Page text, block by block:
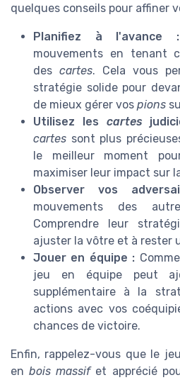
quelques conseils pour affiner
Planifiez à l'avance :
mouvements en tenant
des cartes. Cela vous
stratégie solide pour
de mieux gérer vos pions
Utilisez les cartes
cartes sont plus
le meilleur moment
maximiser leur impact sur
Observer vos
mouvements des
Comprendre leur
ajuster la vôtre et à rester
Jouer en équipe :
jeu en équipe peut
supplémentaire à la
actions avec vos
chances de victoire.
Enfin, rappelez-vous que le
enbois massifet apprécié